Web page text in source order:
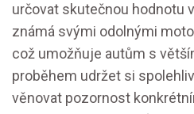
určovat skutečnou hodnotu
známá svými odolnými
což umožňuje autům s
proběhem udržet si
věnovat pozornost